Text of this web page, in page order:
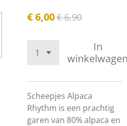
€ 6,00€ 6,90
In
Scheepjes Alpaca
Rhythm is een prachtig
garen van 80% alpaca en